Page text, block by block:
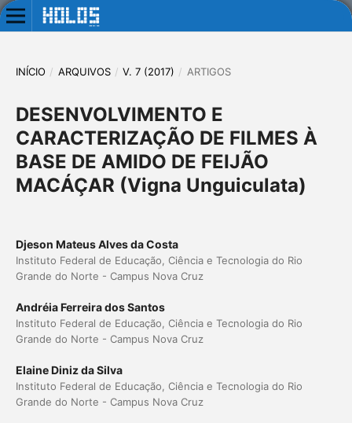
INÍCIO / ARQUIVOS / V. 7 (2017) / ARTIGOS
DESENVOLVIMENTO E
CARACTERIZAÇÃO DE FILMES À
BASE DE AMIDO DE FEIJÃO
MACÁÇAR (Vigna Unguiculata)
Djeson Mateus Alves da Costa
Instituto Federal de Educação, Ciência e Tecnologia do Rio
Grande do Norte - Campus Nova Cruz
Andréia Ferreira dos Santos
Instituto Federal de Educação, Ciência e Tecnologia do Rio
Grande do Norte - Campus Nova Cruz
Elaine Diniz da Silva
Instituto Federal de Educação, Ciência e Tecnologia do Rio
Grande do Norte - Campus Nova Cruz